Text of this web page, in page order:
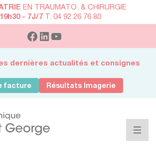
EN TRAUMATO. & CHIRURGIE
- 7J/7T. 04 92 26 76 80
dernières actualités et consignes
facture Résultats Imagerie